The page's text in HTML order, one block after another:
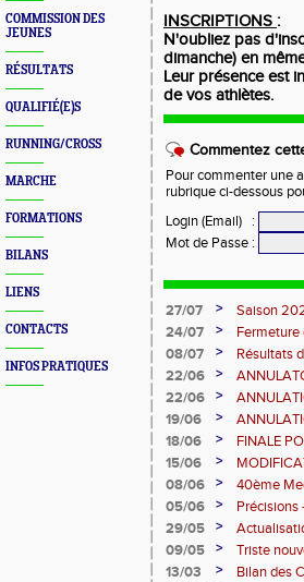
COMMISSION DES
JEUNES
RÉSULTATS
QUALIFIÉ(E)S
RUNNING/CROSS
MARCHE
FORMATIONS
BILANS
LIENS
CONTACTS
INFOS PRATIQUES
INSCRIPTIONS :
N'oubliez pas
dimanche) en
Leur présence est
de vos athlètes.
Commentez
Pour commenter une
rubrique ci-dessous
Login (Email)
:
Mot de Passe :
27/07 >
Saison
24/07
>
Fermeture
08/07
>
Résultats
12 07
22/06 >
juin
22/06 >
19/06
>
18/06
>
FINALE
15/06
>
08/06
>
40ème
05/06
>
Précisions
29/05
>
Montgeron
09/05 >
Triste
13/03
>
Bilan des